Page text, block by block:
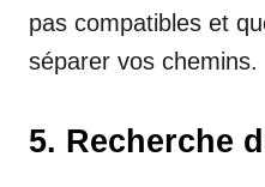
pas compatibles et
séparer vos chemins.
5. Recherche